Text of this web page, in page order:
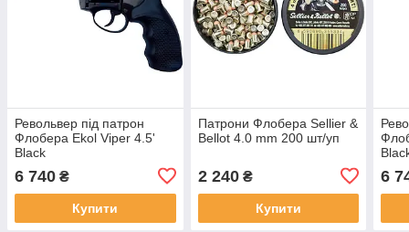
Револьвер під патрон
Флобера Ekol Viper 4.5'
Black
6 740 ₴
Купити
Патрони Флобера Sellier &
Bellot 4.0 mm 200 шт/уп
2 240₴
Купити
6